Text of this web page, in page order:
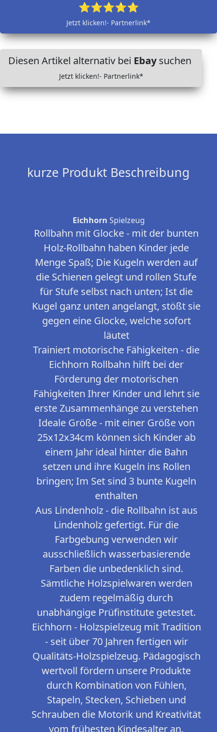
⭐⭐⭐⭐⭐
Jetzt klicken!- Partnerlink*
Diesen Artikel alternativ bei Ebaysuchen
Jetzt klicken!- Partnerlink*
kurze Produkt Beschreibung
Eichhorn Spielzeug
Rollbahn mit Glocke - mit der bunten
Holz-Rollbahn haben Kinder jede
Menge Spaß; Die Kugeln werden auf
die Schienen gelegt und rollen Stufe
für Stufe selbst nach unten; Ist die
Kugel ganz unten angelangt, stößt sie
gegen eine Glocke, welche sofort
läutet
Trainiert motorische Fähigkeiten - die
Eichhorn Rollbahn hilft bei der
Förderung der motorischen
Fähigkeiten Ihrer Kinder und lehrt sie
erste Zusammenhänge zu verstehen
Ideale Größe - mit einer Größe von
25x12x34cm können sich Kinder ab
einem Jahr ideal hinter die Bahn
setzen und ihre Kugeln ins Rollen
bringen; Im Set sind 3 bunte Kugeln
enthalten
Aus Lindenholz - die Rollbahn ist aus
Lindenholz gefertigt. Für die
Farbgebung verwenden wir
ausschließlich wasserbasierende
Farben die unbedenklich sind.
Sämtliche Holzspielwaren werden
zudem regelmäßig durch
unabhängige Prüfinstitute getestet.
Eichhorn - Holzspielzeug mit Tradition
- seit über 70 Jahren fertigen wir
Qualitäts-Holzspielzeug. Pädagogisch
wertvoll fördern unsere Produkte
durch Kombination von Fühlen,
Stapeln, Stecken, Schieben und
Schrauben die Motorik und Kreativität
vom frühesten Kindesalter an.